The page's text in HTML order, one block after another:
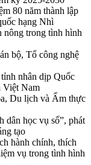
80 năm thành lập
hạng Nhì
nông trong tình hình
bộ, Tổ công nghệ
nhân dịp Quốc
Việt Nam
Du lịch và Ẩm thực
dân học vụ số”, phát
tạo
hành chính, thích
vụ trong tình hình